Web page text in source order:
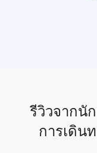
รีวิวจากนั
การเดิน